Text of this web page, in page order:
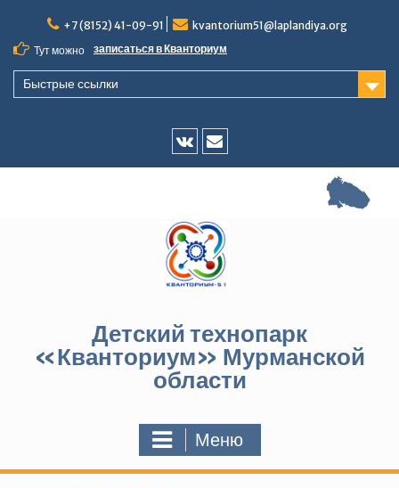
содержимому
+7 (8152) 41-09-91
kvantorium51@laplandiya.org
Тут можно
записаться в Кванториум
Быстрые ссылки
Vk
E-
Детский технопарк
«Кванториум» Мурманской
области
Меню